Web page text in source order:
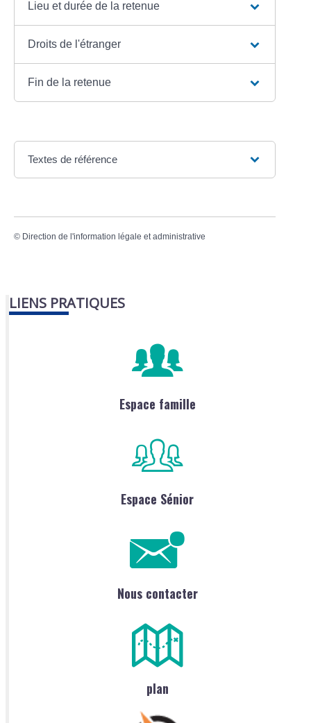
Lieu et durée de la retenue
Droits de l'étranger
Fin de la retenue
Textes de référence
© Direction de l'information légale et administrative
LIENS PRATIQUES
Espace famille
Espace Sénior
Nous contacter
plan